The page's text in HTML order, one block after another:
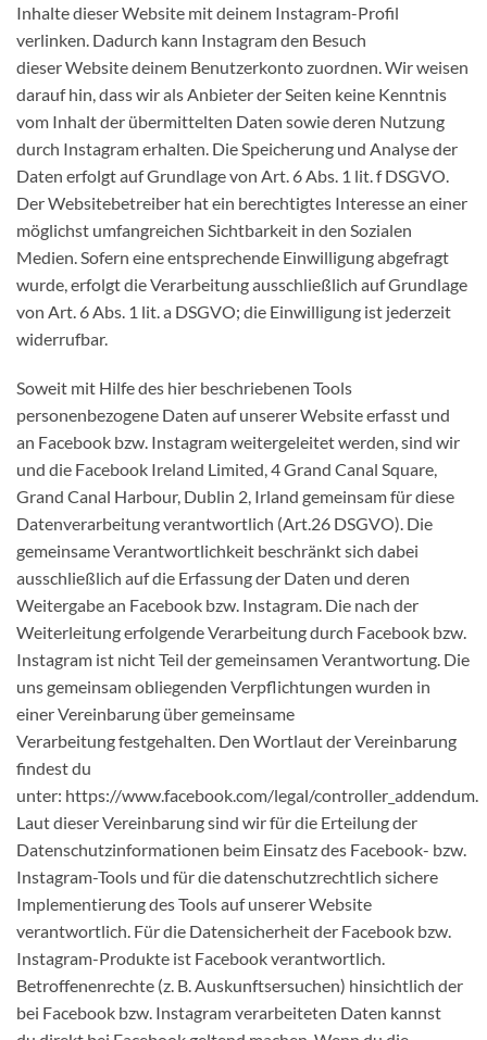
Inhalte dieser Website mit deinem Instagram-Profil
verlinken. Dadurch kann Instagram den Besuch
dieser Website deinem Benutzerkonto zuordnen. Wir weisen
darauf hin, dass wir als Anbieter der Seiten keine Kenntnis
vom Inhalt der übermittelten Daten sowie deren Nutzung
durch Instagram erhalten. Die Speicherung und Analyse der
Daten erfolgt auf Grundlage von Art. 6 Abs. 1 lit. f DSGVO.
Der Websitebetreiber hat ein berechtigtes Interesse an einer
möglichst umfangreichen Sichtbarkeit in den Sozialen
Medien. Sofern eine entsprechende Einwilligung abgefragt
wurde, erfolgt die Verarbeitung ausschließlich auf Grundlage
von Art. 6 Abs. 1 lit. a DSGVO; die Einwilligung ist jederzeit
widerrufbar.
Soweit mit Hilfe des hier beschriebenen Tools
personenbezogene Daten auf unserer Website erfasst und
an Facebook bzw. Instagram weitergeleitet werden, sind wir
und die Facebook Ireland Limited, 4 Grand Canal Square,
Grand Canal Harbour, Dublin 2, Irland gemeinsam für diese
Datenverarbeitung verantwortlich (Art.26 DSGVO). Die
gemeinsame Verantwortlichkeit beschränkt sich dabei
ausschließlich auf die Erfassung der Daten und deren
Weitergabe an Facebook bzw. Instagram. Die nach der
Weiterleitung erfolgende Verarbeitung durch Facebook bzw.
Instagram ist nicht Teil der gemeinsamen Verantwortung. Die
uns gemeinsam obliegenden Verpflichtungen wurden in
einer Vereinbarung über gemeinsame
Verarbeitung festgehalten. Den Wortlaut der Vereinbarung
findest du
unter: https://www.facebook.com/legal/controller_addendum.
Laut dieser Vereinbarung sind wir für die Erteilung der
Datenschutzinformationen beim Einsatz des Facebook- bzw.
Instagram-Tools und für die datenschutzrechtlich sichere
Implementierung des Tools auf unserer Website
verantwortlich. Für die Datensicherheit der Facebook bzw.
Instagram-Produkte ist Facebook verantwortlich.
Betroffenenrechte (z. B. Auskunftsersuchen) hinsichtlich der
bei Facebook bzw. Instagram verarbeiteten Daten kannst